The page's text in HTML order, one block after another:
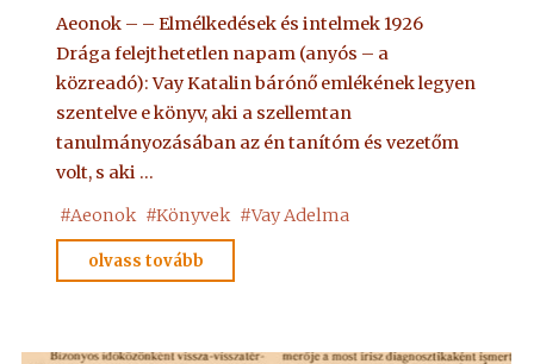
Aeonok – – Elmélkedések és intelmek 1926
Drága felejthetetlen napam (anyós – a
közreadó): Vay Katalin bárónő emlékének legyen
szentelve e könyv, aki a szellemtan
tanulmányozásában az én tanítóm és vezetőm
volt, s aki …
#Aeonok #Könyvek #Vay Adelma
olvass tovább
–
Adelma"